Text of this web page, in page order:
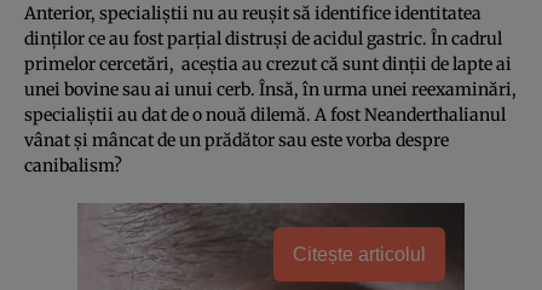
Anterior, specialiştii nu au reuşit să identifice identitatea
dinţilor ce au fost parţial distruşi de acidul gastric. În cadrul
primelor cercetări, aceştia au crezut că sunt dinţii de lapte ai
unei bovine sau ai unui cerb. Însă, în urma unei reexaminări,
specialiştii au dat de o nouă dilemă. A fost Neanderthalianul
vânat şi mâncat de un prădător sau este vorba despre
canibalism?
Citește articolul